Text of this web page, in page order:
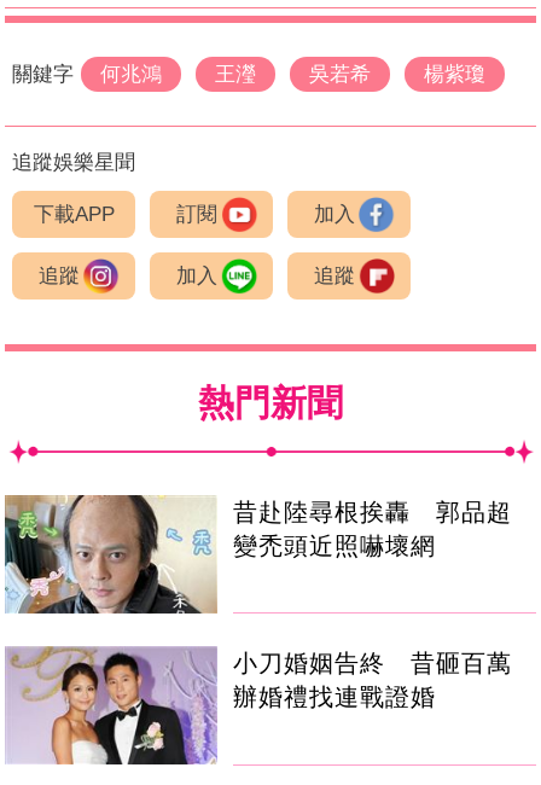
關鍵字 何兆鴻 王瀅 吳若希 楊紫瓊
追蹤娛樂星聞
下載APP 訂閱 加入
追蹤 加入 追蹤
熱門新聞
昔赴陸尋根挨轟 郭品超
變禿頭近照嚇壞網
小刀婚姻告終 昔砸百萬
辦婚禮找連戰證婚